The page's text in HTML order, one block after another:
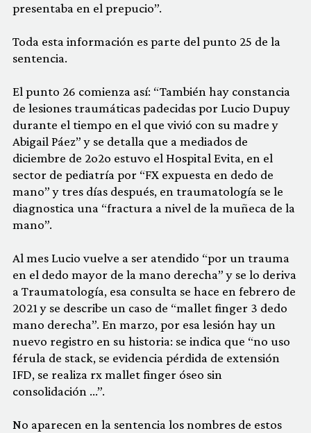
presentaba en el prepucio”.
Toda esta información es parte del punto 25 de la
sentencia.
El punto 26 comienza así: “También hay constancia
de lesiones traumáticas padecidas por Lucio Dupuy
durante el tiempo en el que vivió con su madre y
Abigail Páez” y se detalla que a mediados de
diciembre de 2o2o estuvo el Hospital Evita, en el
sector de pediatría por “FX expuesta en dedo de
mano” y tres días después, en traumatología se le
diagnostica una “fractura a nivel de la muñeca de la
mano”.
Al mes Lucio vuelve a ser atendido “por un trauma
en el dedo mayor de la mano derecha” y se lo deriva
a Traumatología, esa consulta se hace en febrero de
2021 y se describe un caso de “mallet finger 3 dedo
mano derecha”. En marzo, por esa lesión hay un
nuevo registro en su historia: se indica que “no uso
férula de stack, se evidencia pérdida de extensión
IFD, se realiza rx mallet finger óseo sin
consolidación …”.
No aparecen en la sentencia los nombres de estos